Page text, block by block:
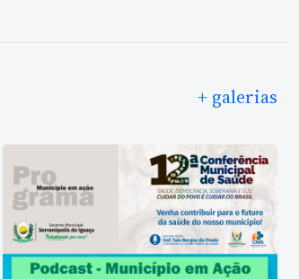
+ galerias